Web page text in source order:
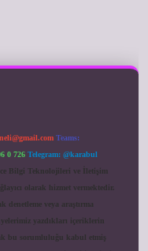
Teams:
0 726 Telegram: @karabul
Bilgi Teknolojileri ve İletişim
olarak hizmet vermektedir.
veya araştırma
yazdıkları içeriklerin
bu sorumluluğu kabul etmiş